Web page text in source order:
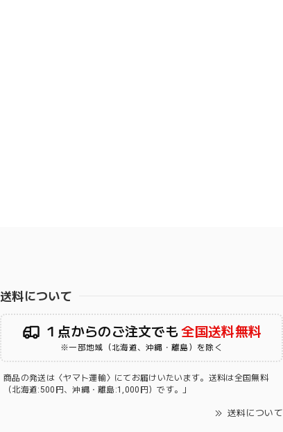
送料について
１点からのご注文でも全国送料無料
※一部地域（北海道、沖縄・離島）を除く
商品の発送は〈ヤマト運輸〉にてお届けいたいます。送料は全国無料
（北海道:500円、沖縄・離島:1,000円）です。」
送料について